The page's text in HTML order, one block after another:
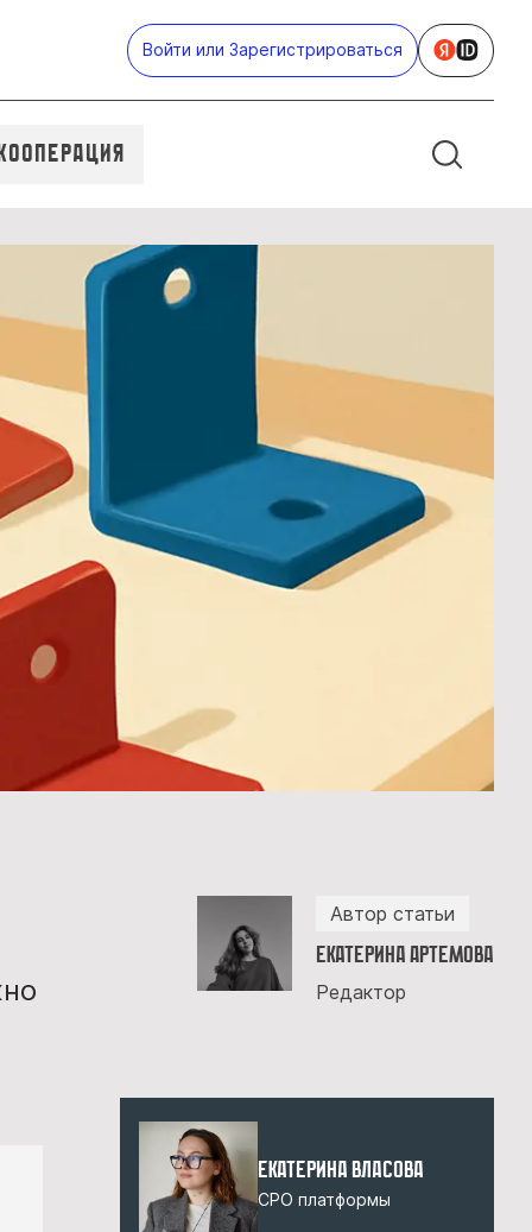
Войти или Зарегистрироваться
Автор статьи
Екатерина Артемова
Редактор
Екатерина Власова
CPO платформы